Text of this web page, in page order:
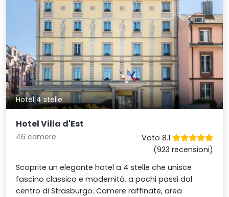
Hotel 4 stelle
Hotel Villa d'Est
46 camere
Voto 8.1
(923 recensioni)
Scoprite un elegante hotel a 4 stelle che unisce
fascino classico e modernità, a pochi passi dal
centro di Strasburgo. Camere raffinate, area